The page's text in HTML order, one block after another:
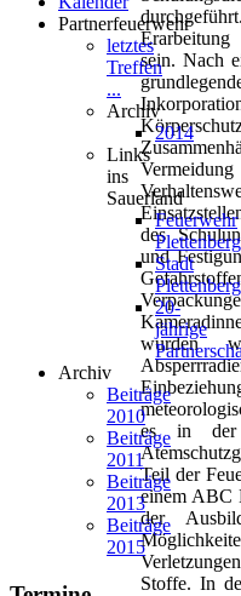
sein. Nach
des
und
wurden
es in der
Teil der
einem ABC
der
Stoffe. In
Partnerfeuerwehr
letztes
Treffen
...
Archiv
2014
Links
ins
Sauerland
Feuerwehr
Plettenberg
Stadt
Plettenberg
20-
jährige
Archiv
Beiträge
2010
Beiträge
2011
Beiträge
2013
Beiträge
2015